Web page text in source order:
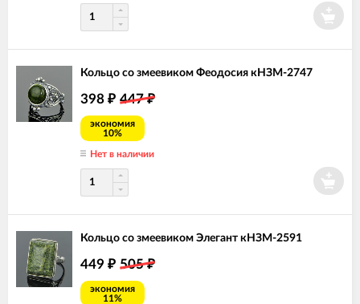
Кольцо со змеевиком Феодосия кНЗМ-2747
398 ₽ 447₽
экономия
10%
Нет в наличии
Кольцо со змеевиком Элегант кНЗМ-2591
449 ₽ 505₽
экономия
11%